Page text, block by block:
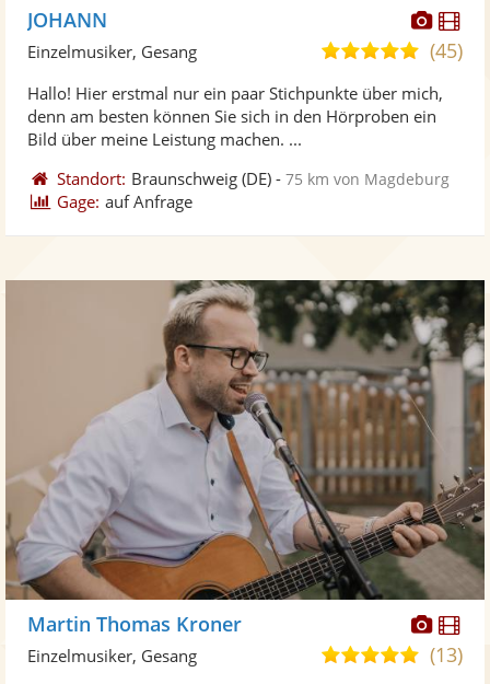
Fotos
JOHANN
5,0
5
(45)
Einzelmusiker, Gesang
Hallo! Hier erstmal nur ein paar Stichpunkte über mich,
denn am besten können Sie sich in den Hörproben ein
Bild über meine Leistung machen. ...
Standort: Braunschweig (DE) -75 km von Magdeburg
Gage: auf Anfrage
Martin Thomas Kroner
5,0(13)
Einzelmusiker, Gesang